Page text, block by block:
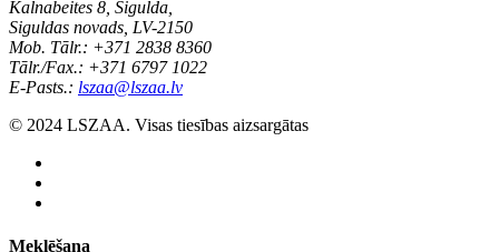
Kalnabeites 8, Sigulda,
Siguldas novads, LV-2150
Mob. Tālr.: +371 2838 8360
Tālr./Fax.: +371 6797 1022
E-Pasts.: lszaa@lszaa.lv
© 2024 LSZAA. Visas tiesības aizsargātas
Meklēšana